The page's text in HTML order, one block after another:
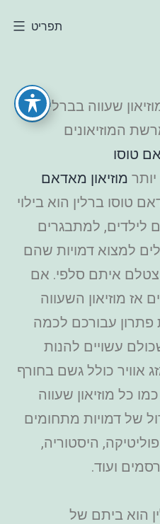
תפריט
שעווה בברלין,
המוזיאונים
טוסו
מוזיאון מאדאם
טוסו ברלין הוא בילוי
למתבגרים
למצוא דמויות שהם
איתם סלפי. אם
אז מוזיאון השעווה
פתרון עבורכם לכמה
עשויים להנות
אוויר כולל גשם בחורף
כל מוזיאון שעווה
של דמויות מתחומים
היסטוריה,
ועוד.
הוא ביתם של